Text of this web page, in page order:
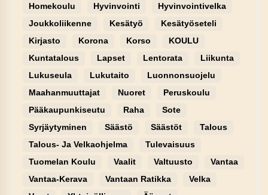
Homekoulu
Hyvinvointi
Hyvinvointivelka
Joukkoliikenne
Kesätyö
Kesätyöseteli
Kirjasto
Korona Korso
KOULU
Kuntatalous
Lapset Lentorata
Liikunta
Lukuseula
Lukutaito
Luonnonsuojelu
Maahanmuuttajat
Nuoret
Peruskoulu
Pääkaupunkiseutu
Raha
Sote
Syrjäytyminen
Säästö Säästöt
Talous
Talous- Ja Velkaohjelma
Tulevaisuus
Tuomelan Koulu
Vaalit Valtuusto
Vantaa
Vantaa-Kerava
Vantaan Ratikka
Velka